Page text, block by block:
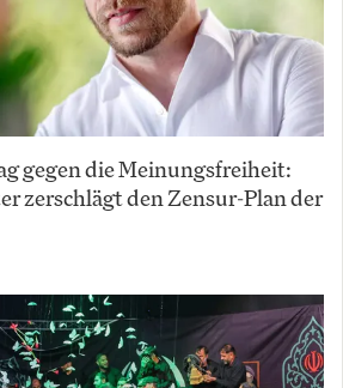
gegen die Meinungsfreiheit:
zerschlägt den Zensur-Plan der